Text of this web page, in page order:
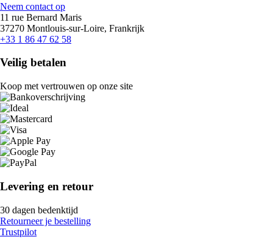
Neem contact op
11 rue Bernard Maris
37270 Montlouis-sur-Loire, Frankrijk
+33 1 86 47 62 58
Veilig betalen
Koop met vertrouwen op onze site
Levering en retour
30 dagen bedenktijd
Retourneer je bestelling
Trustpilot